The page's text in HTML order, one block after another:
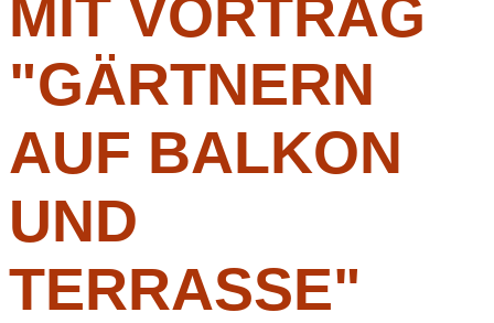
MIT VORTRAG
"GÄRTNERN
AUF BALKON
UND
TERRASSE"